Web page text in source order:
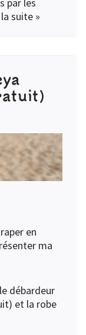
par les
suite »
en
ma
débardeur
et la robe